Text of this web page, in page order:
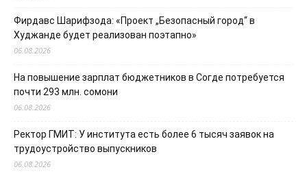
Фирдавс Шарифзода: «Проект „Безопасный город“ в
Худжанде будет реализован поэтапно»
06.08.2026
На повышение зарплат бюджетников в Согде потребуется
почти 293 млн. сомони
06.08.2026
Ректор ГМИТ: У института есть более 6 тысяч заявок на
трудоустройство выпускников
06.08.2026